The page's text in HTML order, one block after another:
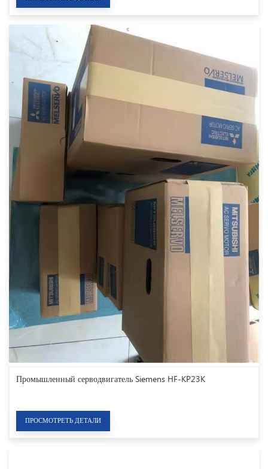
Промышленный серводвигатель Siemens HF-KP23K
ПРОСМОТРЕТЬ ДЕТАЛИ